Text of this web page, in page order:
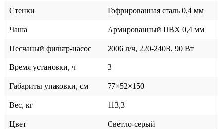
Стенки Гофрированная сталь 0,4 мм
Чаша Армированный ПВХ 0,4 мм
Песчаный фильтр-насос 2006 л/ч, 220-240В, 90 Вт
Время установки, ч 3
Габариты упаковки, см 77×52×150
Вес, кг 113,3
Цвет Светло-серый